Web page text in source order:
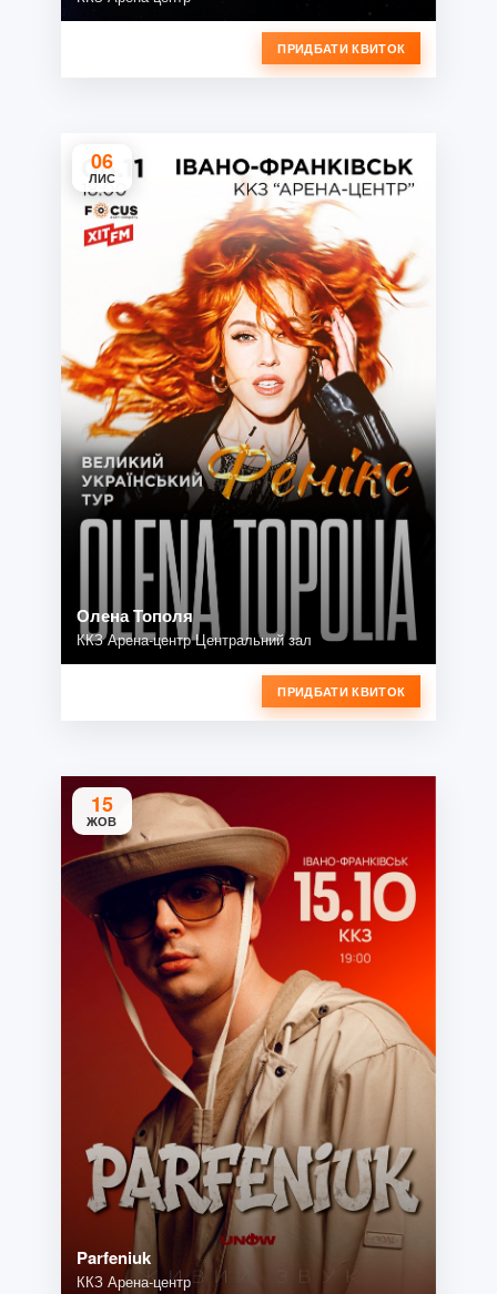
ПРИДБАТИ КВИТОК
06
ЛИС
Олена Тополя
ККЗ Арена-центр Центральний зал
ПРИДБАТИ КВИТОК
15
ЖОВ
Parfeniuk
ККЗ Арена-центр